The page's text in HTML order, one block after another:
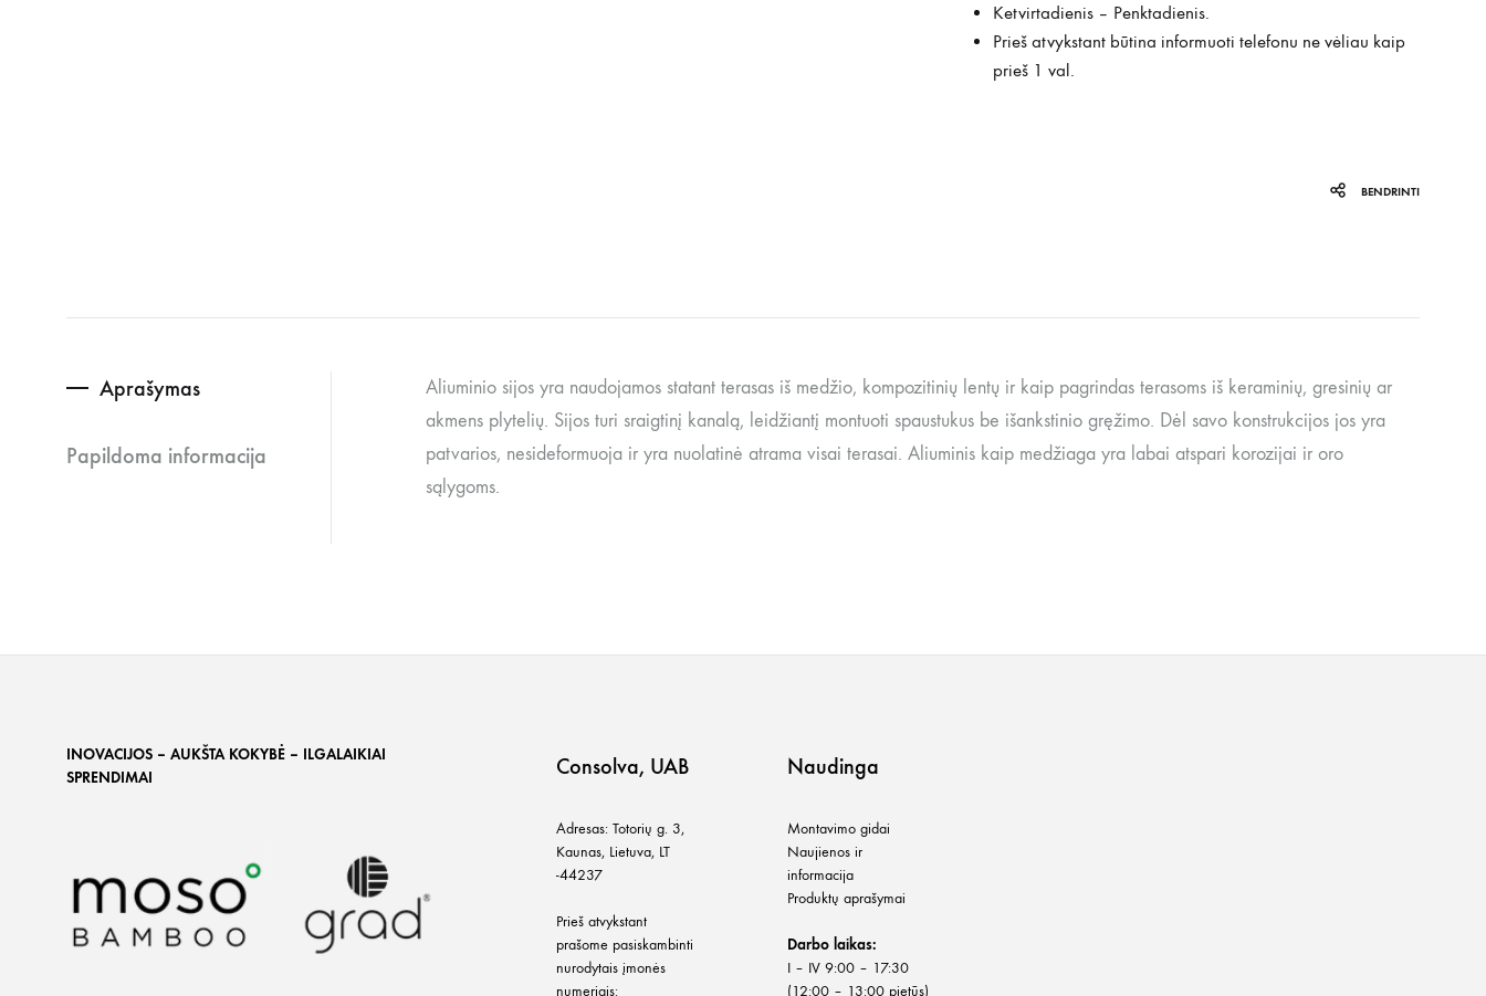
Ketvirtadienis – Penktadienis.
Prieš atvykstant būtina informuoti telefonu ne vėliau kaip
prieš 1 val.
BENDRINTI
Aprašymas
Papildoma informacija
Aliuminio sijos yra naudojamos statant terasas iš medžio, kompozitinių lentų ir kaip pagrindas terasoms iš keraminių, gresinių ar
akmens plytelių. Sijos turi sraigtinį kanalą, leidžiantį montuoti spaustukus be išankstinio gręžimo. Dėl savo konstrukcijos jos yra
patvarios, nesideformuoja ir yra nuolatinė atrama visai terasai. Aliuminis kaip medžiaga yra labai atspari korozijai ir oro
sąlygoms.
INOVACIJOS – AUKŠTA KOKYBĖ – ILGALAIKIAI
SPRENDIMAI
Consolva, UAB
Adresas: Totorių g. 3,
Kaunas, Lietuva, LT
-44237
Prieš atvykstant
prašome pasiskambinti
nurodytais įmonės
numeriais:
Naudinga
Montavimo gidai
Naujienos ir
informacija
Produktų aprašymai
Darbo laikas:
I – IV 9:00 – 17:30
(12:00 – 13:00 pietūs)